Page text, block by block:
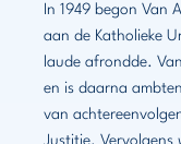
In 1949 begon Van
aan de Katholieke
laude afrondde.
en is daarna
van
Justitie. Vervolgens